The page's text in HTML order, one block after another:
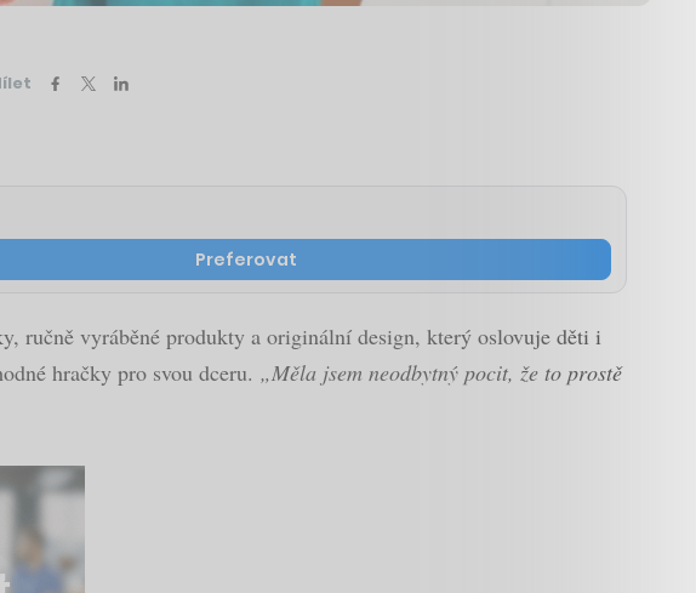
Preferovat
ručně vyráběné produkty a originální design, který oslovuje děti i
hračky pro svou dceru. „Měla jsem neodbytný pocit, že to prostě